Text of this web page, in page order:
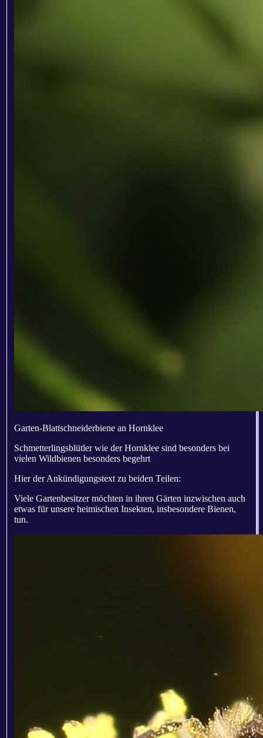
Garten-Blattschneiderbiene an Hornklee
Schmetterlingsblütler wie der Hornklee sind besonders bei
vielen Wildbienen besonders begehrt
Hier der Ankündigungstext zu beiden Teilen:
Viele Gartenbesitzer möchten in ihren Gärten inzwischen auch
etwas für unsere heimischen Insekten, insbesondere Bienen,
tun.